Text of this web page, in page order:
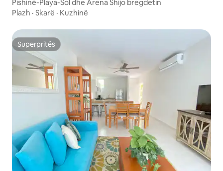
Pishinë-Playa-Sol dhe Arena Shijo bregdetin
Plazh · Skarë · Kuzhinë
Superpritës
Superpritës